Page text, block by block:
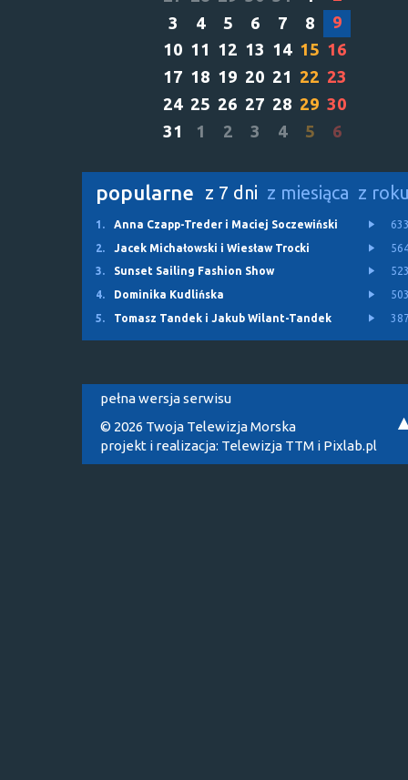
3
4 5 6 7 8
9
10 11 12 13 14 15 16
17 18 19 20 21 22 23
24 25 26 27 28 29 30
31
1 2 3 4 5 6
popularne z 7 dni z miesiąca z
1. Anna Czapp-Treder i Maciej Soczewiński
2.
Jacek Michałowski i Wiesław Trocki
3.
Sunset Sailing Fashion Show
4.
Dominika Kudlińska
5.
Tomasz Tandek i Jakub Wilant-Tandek
pełna wersja serwisu
© 2026 Twoja Telewizja Morska
projekt i realizacja: Telewizja TTM i Pixlab.pl